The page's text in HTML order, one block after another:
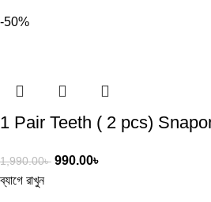
-50%
1 Pair Teeth ( 2 pcs)
1,990.00৳ 990.00৳
ব্যাগে রাখুন